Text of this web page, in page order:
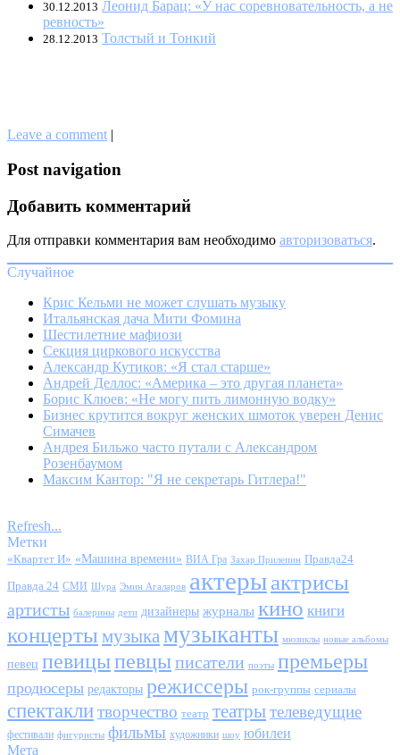
30.12.2013 Леонид Барац: «У нас соревновательность, а не
ревность»
28.12.2013 Толстый и Тонкий
Leave a comment |
Post navigation
Добавить комментарий
Для отправки комментария вам необходимо авторизоваться.
Случайное
Крис Кельми не может слушать музыку
Итальянская дача Мити Фомина
Шестилетние мафиози
Секция циркового искусства
Александр Кутиков: «Я стал старше»
Андрей Деллос: «Америка – это другая планета»
Борис Клюев: «Не могу пить лимонную водку»
Бизнес крутится вокруг женских шмоток уверен Денис
Симачев
Андрея Бильжо часто путали с Александром
Розенбаумом
Максим Кантор: "Я не секретарь Гитлера!"
Refresh...
Метки
«Квартет И» «Машина времени» ВИА Гра Захар Прилепин Правда24
Правда 24 СМИ Шура Эмин Агаларов актерыактрисы
артисты балерины дети дизайнеры журналы кино книги
концерты музыкамузыканты мюзиклы новые альбомы
певец певицыпевцыписатели поэты премьеры
продюсеры редакторы режиссеры рок-группы сериалы
спектаклитворчество театр театрытелеведущие
фестивали фигуристы фильмы художники шоу юбилеи
Мета